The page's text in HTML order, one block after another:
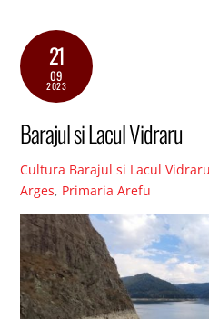
21
09
2023
Barajul si Lacul Vidraru
Cultura Barajul si Lacul Vidraru
Arges, Primaria Arefu